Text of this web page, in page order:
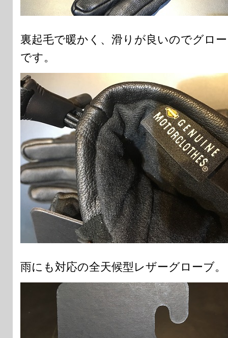
裏起毛で暖かく、滑りが良いのでグロ
です。
雨にも対応の全天候型レザーグローブ。